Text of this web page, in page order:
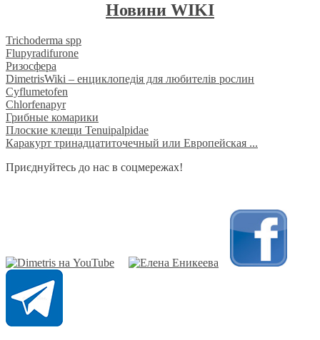
Новини WIKI
Trichoderma spp
Flupyradifurone
Ризосфера
DimetrisWiki – енциклопедія для любителів рослин
Cyflumetofen
Chlorfenapyr
Грибные комарики
Плоские клещи Tenuipalpidae
Каракурт тринадцатиточечный или Европейская ...
Приєднуйтесь до нас в соцмережах!